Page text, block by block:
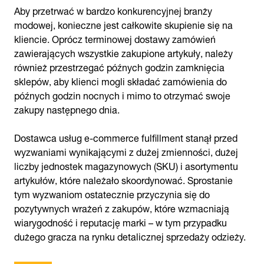
Aby przetrwać w bardzo konkurencyjnej branży
modowej, konieczne jest całkowite skupienie się na
kliencie. Oprócz terminowej dostawy zamówień
zawierających wszystkie zakupione artykuły, należy
również przestrzegać późnych godzin zamknięcia
sklepów, aby klienci mogli składać zamówienia do
późnych godzin nocnych i mimo to otrzymać swoje
zakupy następnego dnia.
Dostawca usług e-commerce fulfillment stanął przed
wyzwaniami wynikającymi z dużej zmienności, dużej
liczby jednostek magazynowych (SKU) i asortymentu
artykułów, które należało skoordynować. Sprostanie
tym wyzwaniom ostatecznie przyczynia się do
pozytywnych wrażeń z zakupów, które wzmacniają
wiarygodność i reputację marki – w tym przypadku
dużego gracza na rynku detalicznej sprzedaży odzieży.